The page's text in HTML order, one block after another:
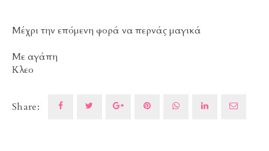
Μέχρι την επόμενη φορά να περνάς μαγικά
Με αγάπη
Κλεο
Share: